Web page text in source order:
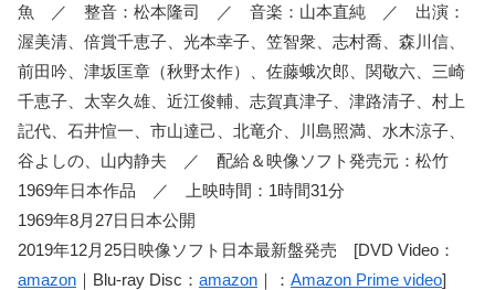
魚 ／ 整音：松本隆司 ／ 音楽：山本直純 ／ 出演：
渥美清、倍賞千恵子、光本幸子、笠智衆、志村喬、森川信、
前田吟、津坂匡章（秋野太作）、佐藤蛾次郎、関敬六、三崎
千恵子、太宰久雄、近江俊輔、志賀真津子、津路清子、村上
記代、石井愃一、市山達己、北竜介、川島照満、水木涼子、
谷よしの、山内静夫 ／ 配給＆映像ソフト発売元：松竹
1969年日本作品 ／ 上映時間：1時間31分
1969年8月27日日本公開
2019年12月25日映像ソフト日本最新盤発売 [DVD Video：
amazon ｜Blu-ray Disc： amazon ｜： Amazon Prime video]